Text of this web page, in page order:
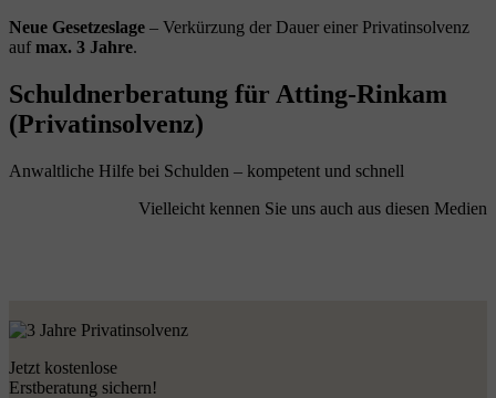
Neue Gesetzeslage – Verkürzung der Dauer einer Privatinsolvenz
aufmax. 3 Jahre.
Schuldnerberatung für Atting-Rinkam
(Privatinsolvenz)
Anwaltliche Hilfe bei Schulden – kompetent und schnell
Vielleicht kennen Sie uns auch aus diesen Medien
Jetzt kostenlose
Erstberatung sichern!